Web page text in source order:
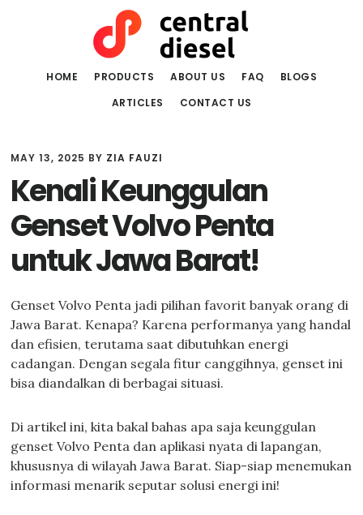
HOME PRODUCTS ABOUT US FAQ
BLOGS
ARTICLES
CONTACT US
MAY 13, 2025 BY ZIA FAUZI
Kenali Keunggulan
Genset Volvo Penta
untuk Jawa Barat!
Genset Volvo Penta jadi pilihan favorit banyak orang di
Jawa Barat. Kenapa? Karena performanya yang handal
dan efisien, terutama saat dibutuhkan energi
cadangan. Dengan segala fitur canggihnya, genset ini
bisa diandalkan di berbagai situasi.
Di artikel ini, kita bakal bahas apa saja keunggulan
genset Volvo Penta dan aplikasi nyata di lapangan,
khususnya di wilayah Jawa Barat. Siap-siap menemukan
informasi menarik seputar solusi energi ini!